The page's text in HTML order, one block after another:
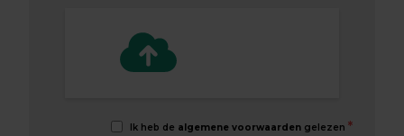
Ik heb de algemene voorwaarden gelezen *